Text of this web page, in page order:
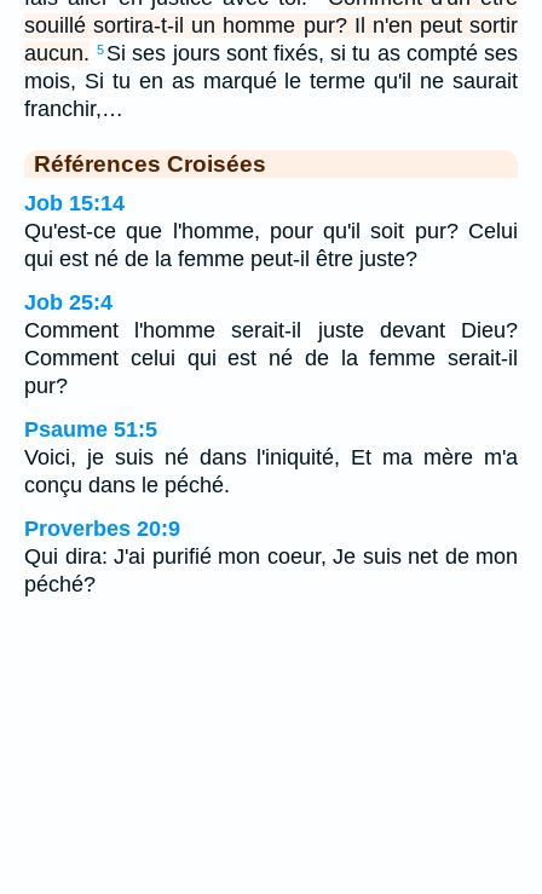
souillé sortira-t-il un homme pur? Il n'en peut sortir
aucun.
5 Si ses jours sont fixés, si tu as compté ses
mois, Si tu en as marqué le terme qu'il ne saurait
franchir,…
Références Croisées
Job 15:14
Qu'est-ce que l'homme, pour qu'il soit pur? Celui
qui est né de la femme peut-il être juste?
Job 25:4
Comment l'homme serait-il juste devant Dieu?
Comment celui qui est né de la femme serait-il
pur?
Psaume 51:5
Voici, je suis né dans l'iniquité, Et ma mère m'a
conçu dans le péché.
Proverbes 20:9
Qui dira: J'ai purifié mon coeur, Je suis net de mon
péché?